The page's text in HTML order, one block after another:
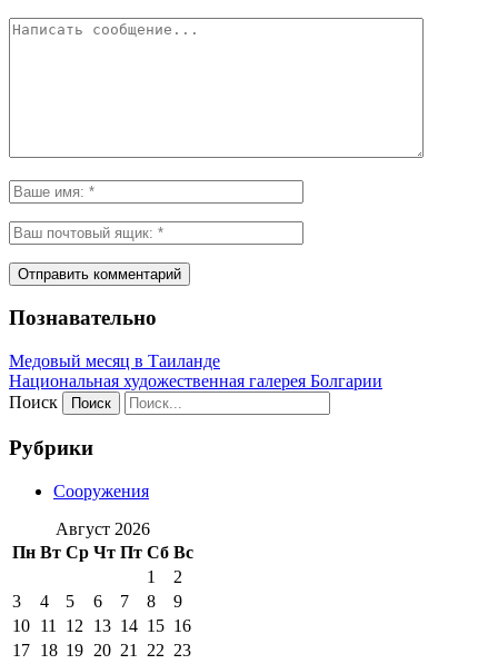
Познавательно
Медовый месяц в Таиланде
Национальная художественная галерея Болгарии
Поиск
Рубрики
Сооружения
Август 2026
Пн Вт Ср Чт Пт Сб Вс
1
2
3
4 5 6 7 8
9
10 11 12 13 14 15 16
17 18 19 20 21 22 23